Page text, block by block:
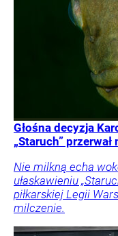
Głośna decyzja
„Staruch”
Nie milkną echa
ułaskawieniu
piłkarskiej Legii
milczenie.